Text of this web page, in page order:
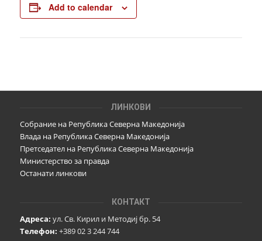
Add to calendar
ЛИНКОВИ
Собрание на Република Северна Македонија
Влада на Република Северна Македонија
Претседател на Република Северна Македонија
Министерство за правда
Останати линкови
КОНТАКТ
Адреса: ул. Св. Кирил и Методиј бр. 54
Телефон: +389 02 3 244 744